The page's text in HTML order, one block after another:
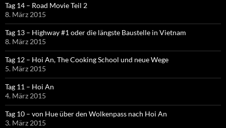
Tag 14 – Road Movie Teil 2
8. März 2015
Tag 13 – Highway #1 oder die längste Baustelle in Vietnam
8. März 2015
Tag 12 – Hoi An, The Cooking School und neue Wege
5. März 2015
Tag 11 – Hoi An
4. März 2015
Tag 10 – von Hue über den Wolkenpass nach Hoi An
3. März 2015